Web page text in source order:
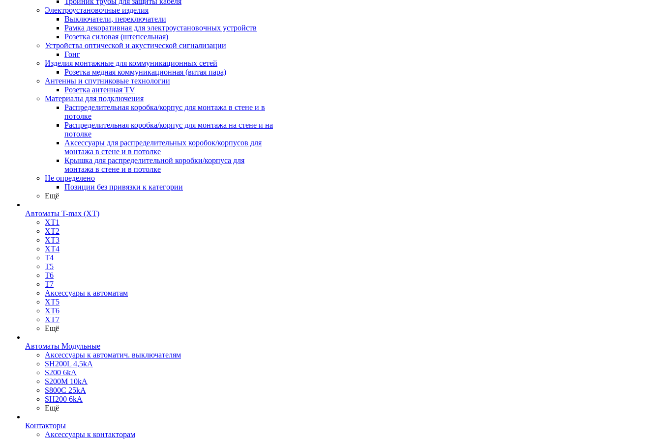
Электроустановочные изделия
Выключатели, переключатели
Рамка декоративная для электроустановочных устройств
Розетка силовая (штепсельная)
Устройства оптической и акустической сигнализации
Гонг
Изделия монтажные для коммуникационных сетей
Розетка медная коммуникационная (витая пара)
Антенны и спутниковые технологии
Розетка антенная TV
Материалы для подключения
Распределительная коробка/корпус для монтажа в стене и в
потолке
Распределительная коробка/корпус для монтажа на стене и на
потолке
Аксессуары для распределительных коробок/корпусов для
монтажа в стене и в потолке
Крышка для распределительной коробки/корпуса для
монтажа в стене и в потолке
Не определено
Позиции без привязки к категории
Ещё
Автоматы T-max (XT)
XT1
XT2
XT3
XT4
T4
T5
T6
T7
Аксессуары к автоматам
XT5
XT6
XT7
Ещё
Автоматы Модульные
Аксессуары к автоматич. выключателям
SH200L 4,5kA
S200 6kA
S200M 10kA
S800C 25kA
SH200 6kA
Ещё
Контакторы
Аксессуары к контакторам